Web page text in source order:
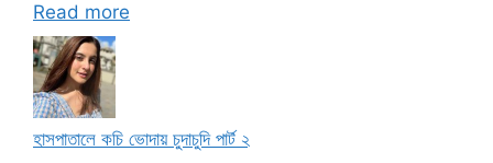
Read more
হাসপাতালে কচি ভোদায় চুদাচুদি পার্ট ২